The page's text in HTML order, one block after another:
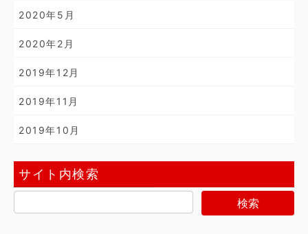
2020年5月
2020年2月
2019年12月
2019年11月
2019年10月
サイト内検索